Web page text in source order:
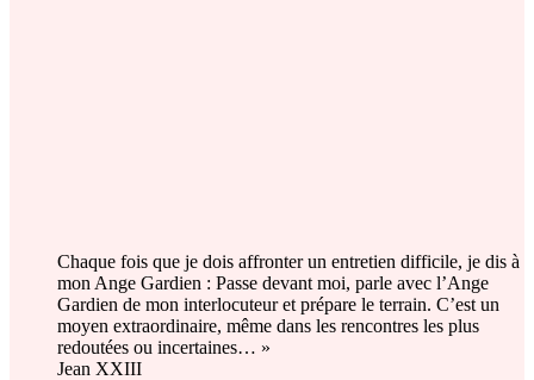
Chaque fois que je dois affronter un entretien difficile, je dis à
mon Ange Gardien : Passe devant moi, parle avec l’Ange
Gardien de mon interlocuteur et prépare le terrain. C’est un
moyen extraordinaire, même dans les rencontres les plus
redoutées ou incertaines… »
Jean XXIII